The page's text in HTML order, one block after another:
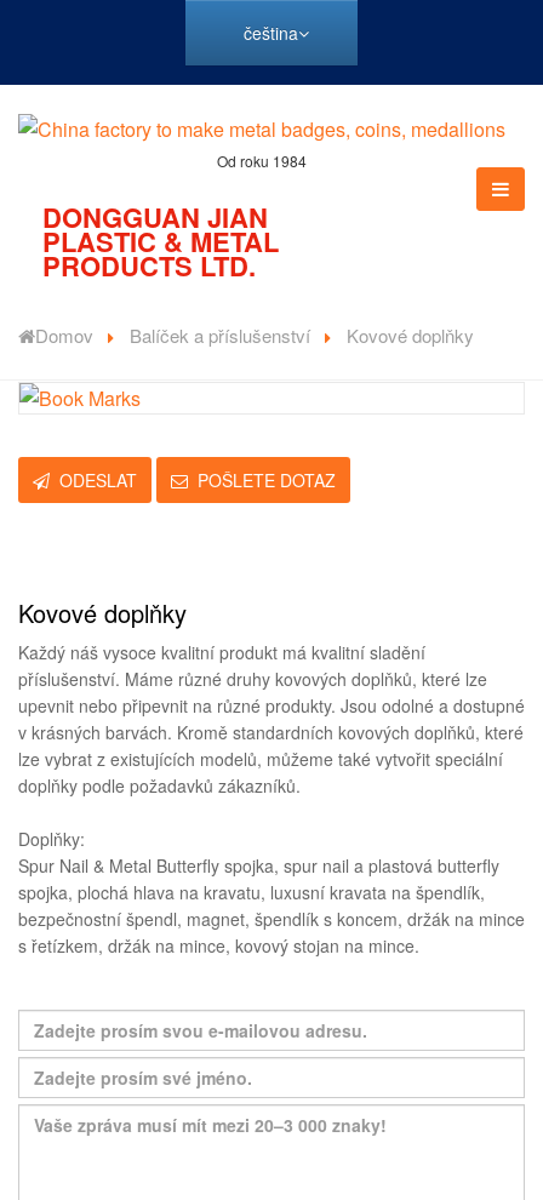
čeština
Od roku 1984
DONGGUAN JIAN
PLASTIC & METAL
PRODUCTS LTD.
Domov Balíček a příslušenství Kovové doplňky
ODESLAT POŠLETE DOTAZ
Kovové doplňky
Každý náš vysoce kvalitní produkt má kvalitní sladění
příslušenství. Máme různé druhy kovových doplňků, které lze
upevnit nebo připevnit na různé produkty. Jsou odolné a dostupné
v krásných barvách. Kromě standardních kovových doplňků, které
lze vybrat z existujících modelů, můžeme také vytvořit speciální
doplňky podle požadavků zákazníků.
Doplňky:
Spur Nail & Metal Butterfly spojka, spur nail a plastová butterfly
spojka, plochá hlava na kravatu, luxusní kravata na špendlík,
bezpečnostní špendl, magnet, špendlík s koncem, držák na mince
s řetízkem, držák na mince, kovový stojan na mince.